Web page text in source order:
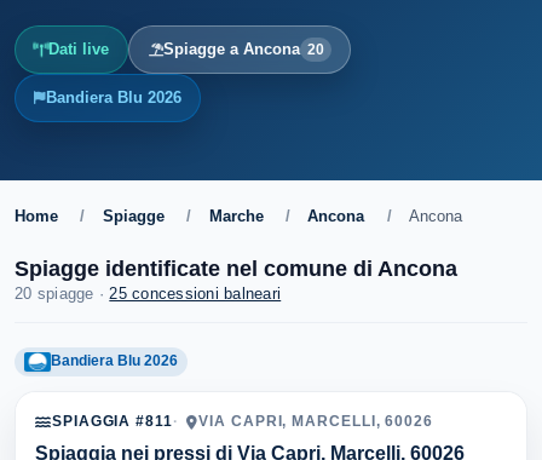
Dati live Spiagge a Ancona 20
Bandiera Blu 2026
Home / Spiagge / Marche / Ancona / Ancona
Spiagge identificate nel comune di Ancona
20 spiagge ·25 concessioni balneari
Bandiera Blu 2026
SPIAGGIA #811 VIA CAPRI, MARCELLI, 60026
Spiaggia nei pressi di Via Capri, Marcelli, 60026